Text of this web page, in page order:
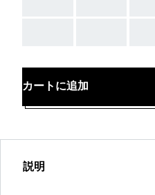
カートに追加
説明